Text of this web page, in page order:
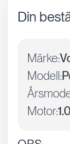
Din
Märke:
Modell:
Motor: